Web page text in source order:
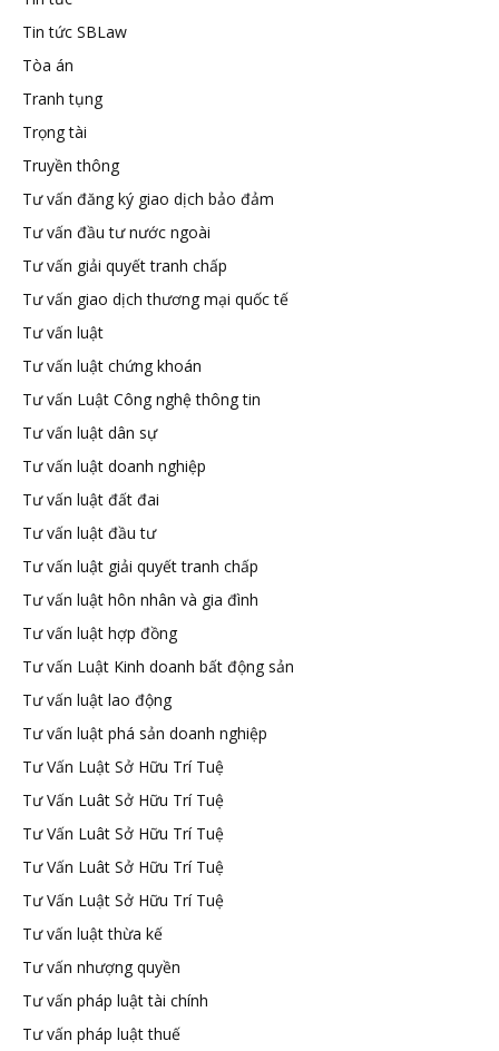
Tin tức SBLaw
Tòa án
Tranh tụng
Trọng tài
Truyền thông
Tư vấn đăng ký giao dịch bảo đảm
Tư vấn đầu tư nước ngoài
Tư vấn giải quyết tranh chấp
Tư vấn giao dịch thương mại quốc tế
Tư vấn luật
Tư vấn luật chứng khoán
Tư vấn Luật Công nghệ thông tin
Tư vấn luật dân sự
Tư vấn luật doanh nghiệp
Tư vấn luật đất đai
Tư vấn luật đầu tư
Tư vấn luật giải quyết tranh chấp
Tư vấn luật hôn nhân và gia đình
Tư vấn luật hợp đồng
Tư vấn Luật Kinh doanh bất động sản
Tư vấn luật lao động
Tư vấn luật phá sản doanh nghiệp
Tư Vấn Luật Sở Hữu Trí Tuệ
Tư Vấn Luât Sở Hữu Trí Tuệ
Tư Vấn Luât Sở Hữu Trí Tuệ
Tư Vấn Luât Sở Hữu Trí Tuệ
Tư Vấn Luật Sở Hữu Trí Tuệ
Tư vấn luật thừa kế
Tư vấn nhượng quyền
Tư vấn pháp luật tài chính
Tư vấn pháp luật thuế